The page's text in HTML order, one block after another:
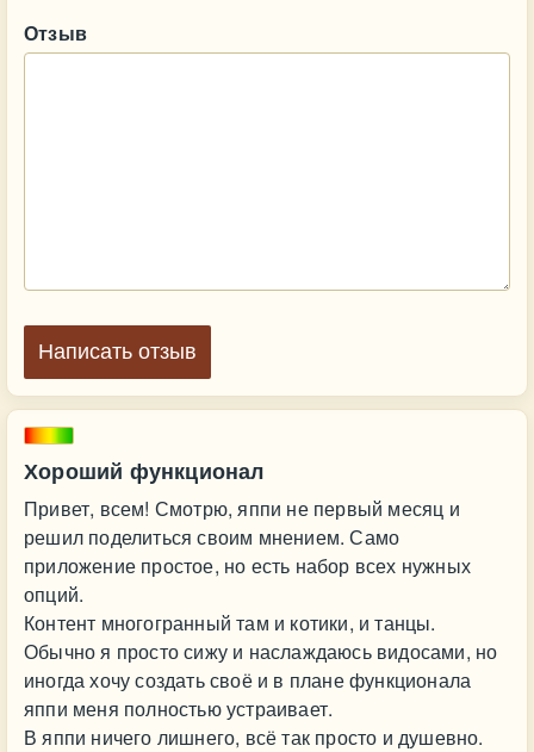
Хороший функционал
Привет, всем! Смотрю, яппи не первый месяц и
решил поделиться своим мнением. Само
приложение простое, но есть набор всех нужных
опций.
Контент многогранный там и котики, и танцы.
Обычно я просто сижу и наслаждаюсь видосами, но
иногда хочу создать своё и в плане функционала
яппи меня полностью устраивает.
В яппи ничего лишнего, всё так просто и душевно.
Отзыв
Написать отзыв